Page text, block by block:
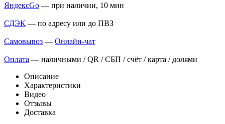
ЯндексGo — при наличии, 10 мин
СДЭК — по адресу или до ПВЗ
Самовывоз — Онлайн-чат
Оплата — наличными / QR / СБП / счёт / карта / долями
Описание
Характеристики
Видео
Отзывы
Доставка